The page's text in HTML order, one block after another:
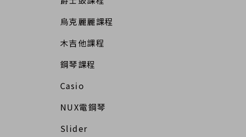
烏克麗麗課程
木吉他課程
鋼琴課程
Casio
NUX電鋼琴
Slider